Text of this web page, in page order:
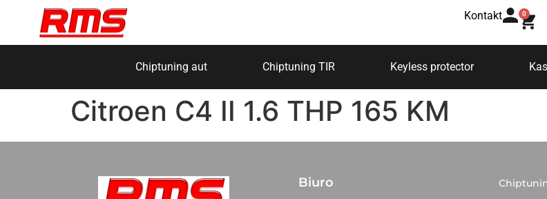
Kontakt 0
Chiptuning aut Chiptuning TIR Keyless protector
Citroen C4 II 1.6 THP 165 KM
Biuro